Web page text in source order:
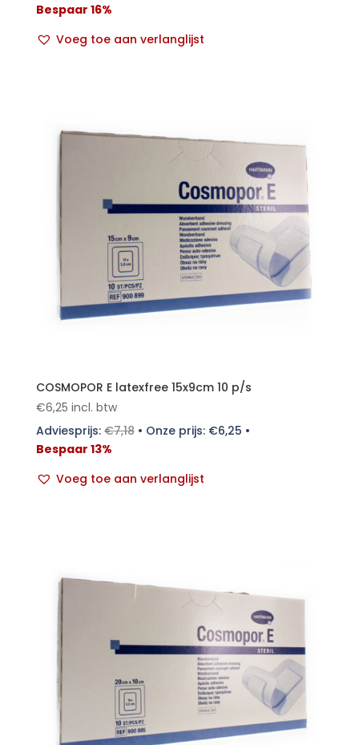
Bespaar 16%
Voeg toe aan verlanglijst
COSMOPOR E latexfree 15x9cm 10 p/s
€6,25 incl. btw
Adviesprijs:€7,18• Onze prijs: €6,25 •
Bespaar 13%
Voeg toe aan verlanglijst